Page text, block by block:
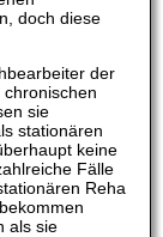
doch diese
der
sie
stationären
keine
Fälle
Reha
als sie